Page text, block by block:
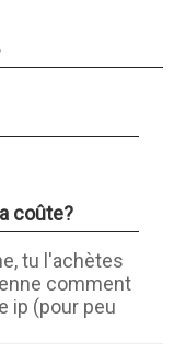
coûte?
tu l'achètes
comment
ip (pour peu